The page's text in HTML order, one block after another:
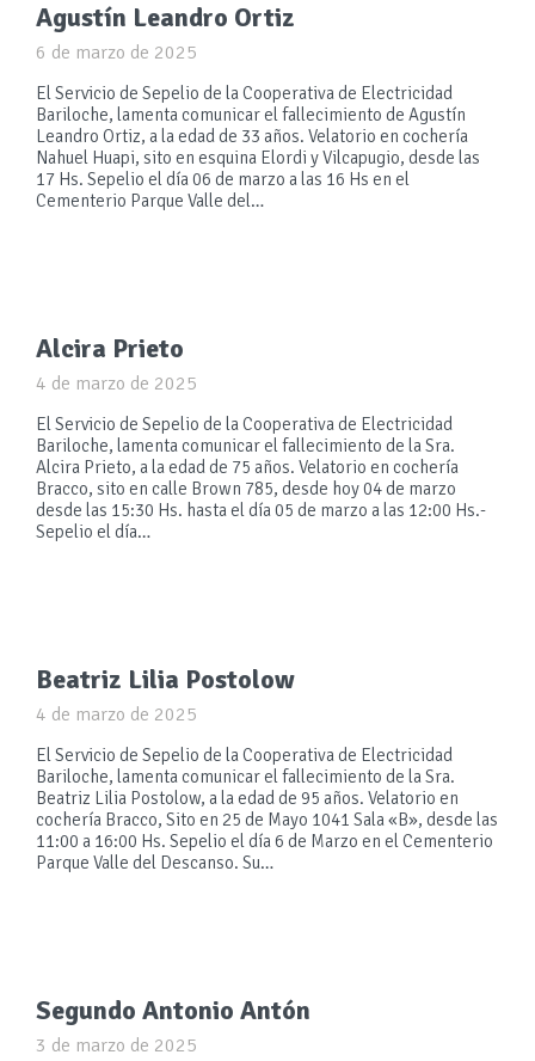
Agustín Leandro Ortiz
6 de marzo de 2025
El Servicio de Sepelio de la Cooperativa de Electricidad
Bariloche, lamenta comunicar el fallecimiento de Agustín
Leandro Ortiz, a la edad de 33 años. Velatorio en cochería
Nahuel Huapi, sito en esquina Elordi y Vilcapugio, desde las
17 Hs. Sepelio el día 06 de marzo a las 16 Hs en el
Cementerio Parque Valle del…
Alcira Prieto
4 de marzo de 2025
El Servicio de Sepelio de la Cooperativa de Electricidad
Bariloche, lamenta comunicar el fallecimiento de la Sra.
Alcira Prieto, a la edad de 75 años. Velatorio en cochería
Bracco, sito en calle Brown 785, desde hoy 04 de marzo
desde las 15:30 Hs. hasta el día 05 de marzo a las 12:00 Hs.-
Sepelio el día…
Beatriz Lilia Postolow
4 de marzo de 2025
El Servicio de Sepelio de la Cooperativa de Electricidad
Bariloche, lamenta comunicar el fallecimiento de la Sra.
Beatriz Lilia Postolow, a la edad de 95 años. Velatorio en
cochería Bracco, Sito en 25 de Mayo 1041 Sala «B», desde las
11:00 a 16:00 Hs. Sepelio el día 6 de Marzo en el Cementerio
Parque Valle del Descanso. Su…
Segundo Antonio Antón
3 de marzo de 2025